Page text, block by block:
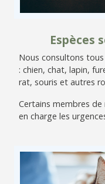
Espèces
Nous consultons
: chien, chat, lapin,
rat, souris et autres
Certains membres
en charge les